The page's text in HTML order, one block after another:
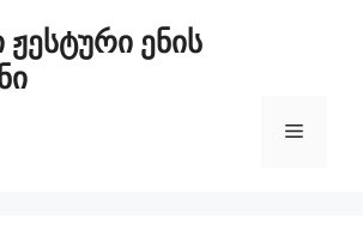
ენის